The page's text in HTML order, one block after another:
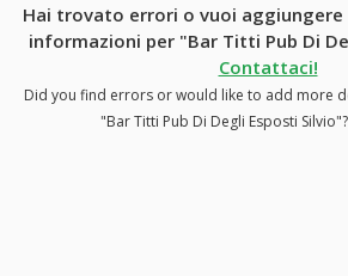
Hai trovato errori o vuoi
informazioni per "Bar Titti Pub Di
Contattaci!
Did you find errors or would like to add more
"Bar Titti Pub Di Degli Esposti